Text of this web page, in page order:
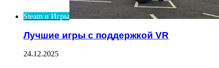
Steam и Игры
Лучшие игры с поддержкой VR
24.12.2025